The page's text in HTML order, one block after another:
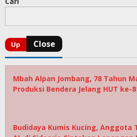
Mbah Alpan Jombang, 78 Tahun
Produksi Bendera Jelang HUT ke-
Budidaya Kumis Kucing, Anggota